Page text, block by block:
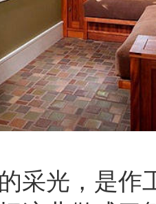
采光，是作